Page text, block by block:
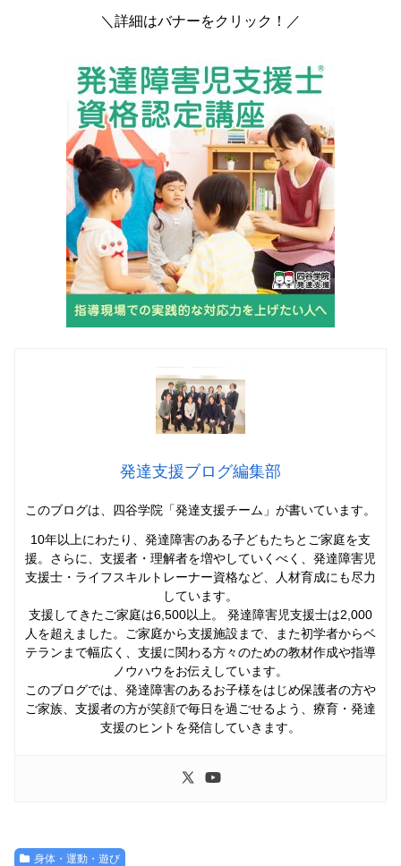
＼詳細はバナーをクリック！／
発達支援ブログ編集部
このブログは、四谷学院「発達支援チーム」 が書いています。
10年以上にわたり、発達障害のある子どもたちとご家庭を支
援。さらに、支援者・理解者を増やしていくべく、発達障害児
支援士・ライフスキルトレーナー資格など、人材育成にも尽力
しています。
支援してきたご家庭は6,500以上。 発達障害児支援士は2,000
人を超えました。ご家庭から支援施設まで、また初学者からベ
テランまで幅広く、支援に関わる方々のための教材作成や指導
ノウハウをお伝えしています。
このブログでは、発達障害のあるお子様をはじめ保護者の方や
ご家族、支援者の方が笑顔で毎日を過ごせるよう、療育・発達
支援のヒントを発信していきます。
身体・運動・遊び